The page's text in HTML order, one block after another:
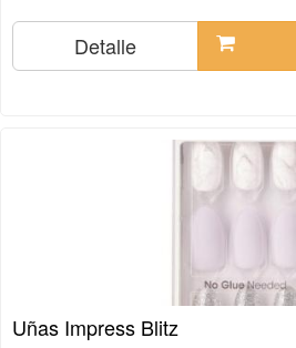
Detalle
Uñas Impress Blitz